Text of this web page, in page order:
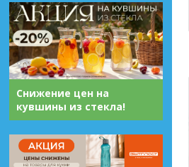
Снижение цен на
кувшины из стекла!